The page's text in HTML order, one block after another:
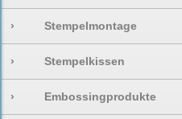
› Stempelmontage
› Stempelkissen
› Embossingprodukte